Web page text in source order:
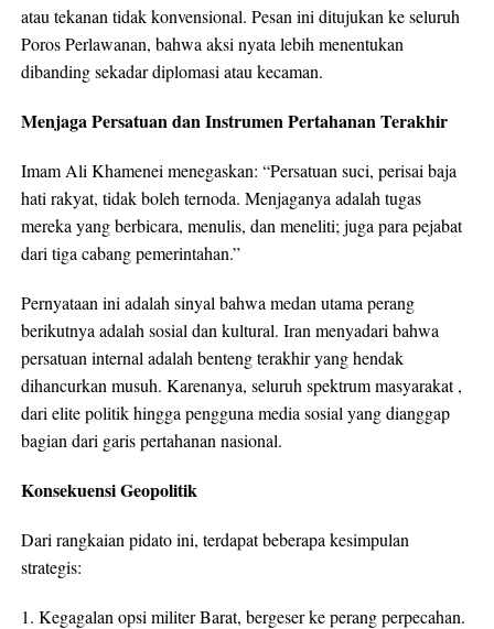
atau tekanan tidak konvensional. Pesan ini ditujukan ke seluruh
Poros Perlawanan, bahwa aksi nyata lebih menentukan
dibanding sekadar diplomasi atau kecaman.
Menjaga Persatuan dan Instrumen Pertahanan Terakhir
Imam Ali Khamenei menegaskan: “Persatuan suci, perisai baja
hati rakyat, tidak boleh ternoda. Menjaganya adalah tugas
mereka yang berbicara, menulis, dan meneliti; juga para pejabat
dari tiga cabang pemerintahan.”
Pernyataan ini adalah sinyal bahwa medan utama perang
berikutnya adalah sosial dan kultural. Iran menyadari bahwa
persatuan internal adalah benteng terakhir yang hendak
dihancurkan musuh. Karenanya, seluruh spektrum masyarakat ,
dari elite politik hingga pengguna media sosial yang dianggap
bagian dari garis pertahanan nasional.
Konsekuensi Geopolitik
Dari rangkaian pidato ini, terdapat beberapa kesimpulan
strategis:
1. Kegagalan opsi militer Barat, bergeser ke perang perpecahan.